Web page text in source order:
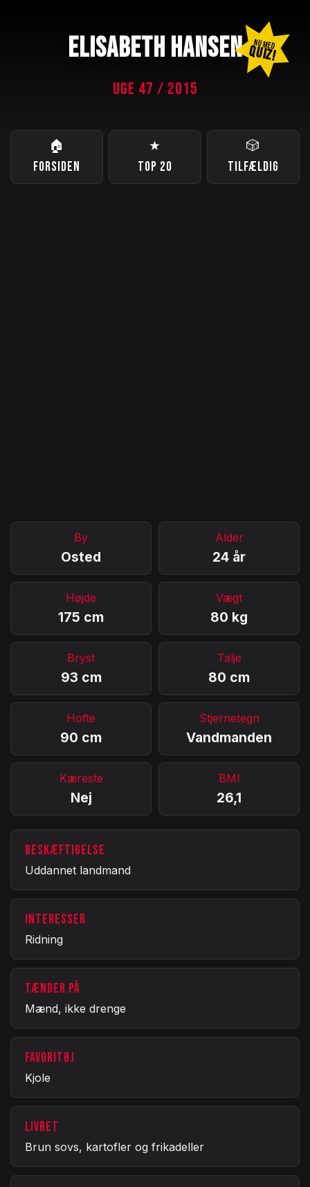
ELISABETH HANSEN NU MED
QUIZ!
UGE 47 / 2015
🏠
FORSIDEN
★
TOP 20
🎲
TILFÆLDIG
By
Osted
Alder
24 år
Højde
175 cm
Vægt
80 kg
Bryst
93 cm
Talje
80 cm
Hofte
90 cm
Stjernetegn
Vandmanden
Kæreste
Nej
BMI
26,1
BESKÆFTIGELSE
Uddannet landmand
INTERESSER
Ridning
TÆNDER PÅ
Mænd, ikke drenge
FAVORITØJ
Kjole
LIVRET
Brun sovs, kartofler og frikadeller